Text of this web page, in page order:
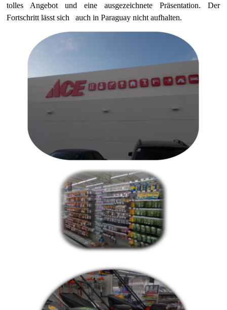
tolles Angebot und eine ausgezeichnete Präsentation. Der
Fortschritt lässt sich auch in Paraguay nicht aufhalten.